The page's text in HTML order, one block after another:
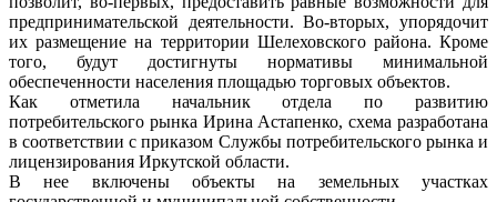
предпринимательской деятельности. Во-вторых, упорядочит
их размещение на территории Шелеховского района. Кроме
того, будут достигнуты нормативы минимальной
обеспеченности населения площадью торговых объектов.
Как отметила начальник отдела по развитию
потребительского рынка Ирина Астапенко, схема разработана
в соответствии с приказом Службы потребительского рынка и
лицензирования Иркутской области.
В нее включены объекты на земельных участках